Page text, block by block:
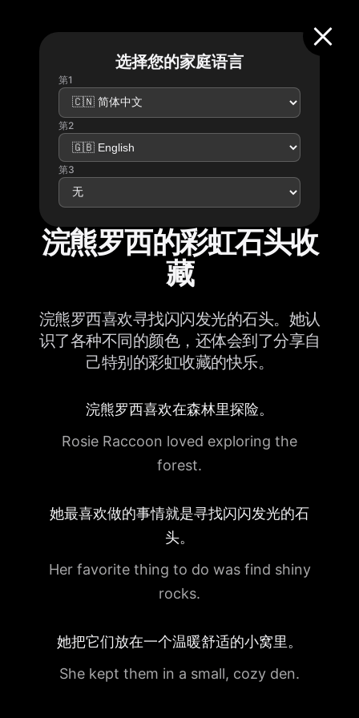
选择您的家庭语言
第1
第2
第3
浣熊罗西的彩虹石头收
藏
浣熊罗西喜欢寻找闪闪发光的石头。她认
识了各种不同的颜色，还体会到了分享自
己特别的彩虹收藏的快乐。
浣熊罗西喜欢在森林里探险。
Rosie Raccoon loved exploring the
forest.
她最喜欢做的事情就是寻找闪闪发光的石
头。
Her favorite thing to do was find shiny
rocks.
她把它们放在一个温暖舒适的小窝里。
She kept them in a small, cozy den.